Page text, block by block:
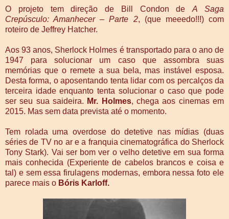
O projeto tem direção de Bill Condon deA Saga
Crepúsculo: Amanhecer – Parte 2, (que meeedo!!!) com
roteiro de Jeffrey Hatcher.
Aos 93 anos, Sherlock Holmes é transportado para o ano de
1947 para solucionar um caso que assombra suas
memórias que o remete a sua bela, mas instável esposa.
Desta forma, o aposentando tenta lidar com os percalços da
terceira idade enquanto tenta solucionar o caso que pode
ser seu sua saideira. Mr. Holmes, chega aos cinemas em
2015. Mas sem data prevista até o momento.
Tem rolada uma overdose do detetive nas mídias (duas
séries de TV no ar e a franquia cinematográfica do Sherlock
Tony Stark). Vai ser bom ver o velho detetive em sua forma
mais conhecida (Experiente de cabelos brancos e coisa e
tal) e sem essa firulagens modernas, embora nessa foto ele
parece mais o Bóris Karloff.